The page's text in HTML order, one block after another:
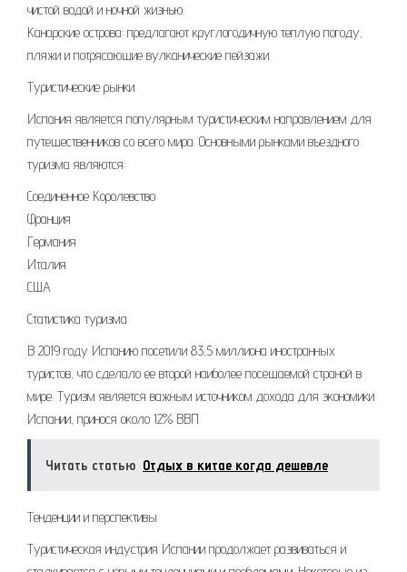
чистой водой и ночной жизнью.
Канарские острова: предлагают круглогодичную теплую погоду,
пляжи и потрясающие вулканические пейзажи.
Туристические рынки
Испания является популярным туристическим направлением для
путешественников со всего мира. Основными рынками въездного
туризма являются:
Соединенное Королевство
Франция
Германия
Италия
США
Статистика туризма
В 2019 году Испанию посетили 83,5 миллиона иностранных
туристов, что сделало ее второй наиболее посещаемой страной в
мире. Туризм является важным источником дохода для экономики
Испании, принося около 12% ВВП.
Читать статью Отдых в китае когда дешевле
Тенденции и перспективы
Туристическая индустрия Испании продолжает развиваться и